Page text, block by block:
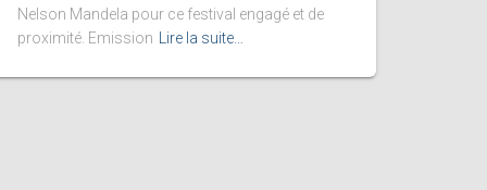
Nelson Mandela pour ce festival engagé et de
proximité. Emission
Lire la suite…